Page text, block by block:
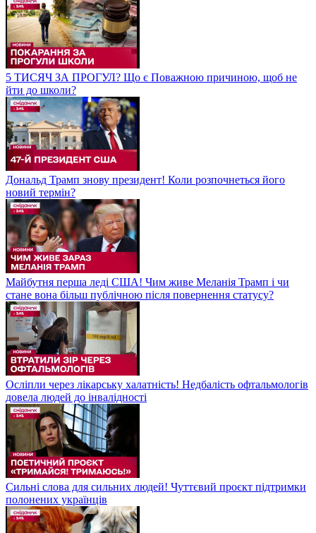
5 ТИСЯЧ ЗА ПРОГУЛ? Що є Поважною причиною, щоб не
йти до школи?
Дональд Трамп знову президент! Коли розпочнеться його
новий термін?
Майбутня перша леді США! Чим живе Меланія Трамп і чи
стане вона більш публічною після повернення статусу?
Осліпли через лікарську халатність! Недбалість офтальмологів
довела людей до інвалідності
Сильні слова для сильних людей! Чуттєвий проєкт підтримки
полонених українців